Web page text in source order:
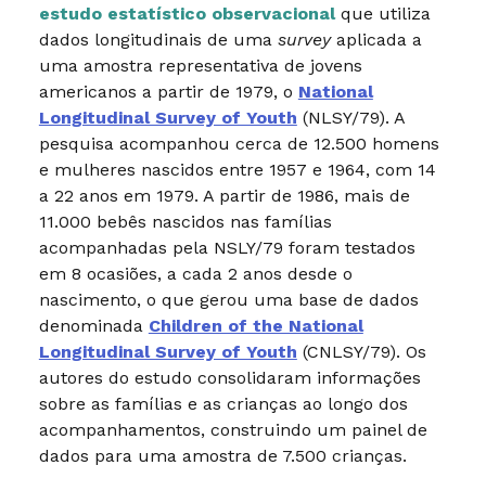
estudo estatístico observacionalque utiliza
dados longitudinais de uma surveyaplicada a
uma amostra representativa de jovens
americanos a partir de 1979, o National
Longitudinal Survey of Youth (NLSY/79). A
pesquisa acompanhou cerca de 12.500 homens
e mulheres nascidos entre 1957 e 1964, com 14
a 22 anos em 1979. A partir de 1986, mais de
11.000 bebês nascidos nas famílias
acompanhadas pela NSLY/79 foram testados
em 8 ocasiões, a cada 2 anos desde o
nascimento, o que gerou uma base de dados
denominada Children of the National
Longitudinal Survey of Youth (CNLSY/79). Os
autores do estudo consolidaram informações
sobre as famílias e as crianças ao longo dos
acompanhamentos, construindo um painel de
dados para uma amostra de 7.500 crianças.